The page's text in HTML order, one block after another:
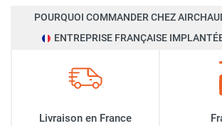
POURQUOI COMMANDER CHEZ
ENTREPRISE FRANÇAISE
Livraison en France